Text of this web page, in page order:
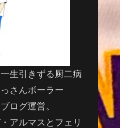
生引きずる厨二病
さんボーラー
ログ運営。
アルマスとフェリ